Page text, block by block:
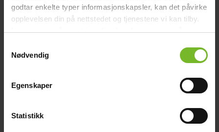
godtar enkelte typer informasjonskapsler, kan det påvirke
opplevelsen din på nettstedet og tjenestene vi kan tilby.
Les mer om vårcookiepolicyher. Les mer om våre
Nødvendig
Egenskaper
Statistikk
Teknisk data
Frågor och svar